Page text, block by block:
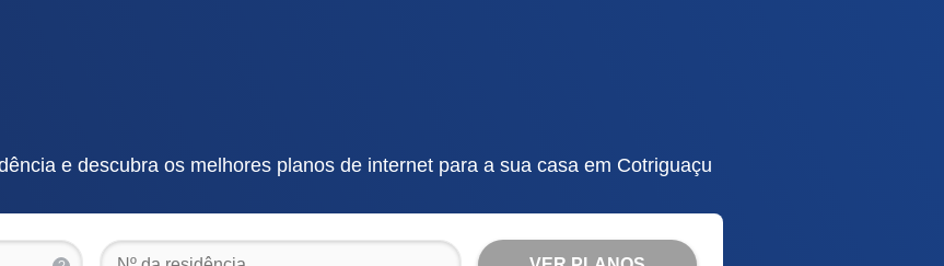
e descubra os melhores planos de internet para a sua casa em Cotriguaçu